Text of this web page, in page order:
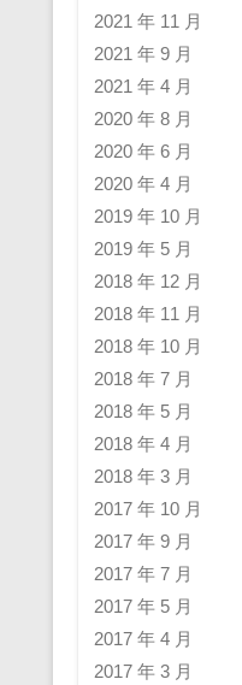
2021 年 11 月
2021 年 9 月
2021 年 4 月
2020 年 8 月
2020 年 6 月
2020 年 4 月
2019 年 10 月
2019 年 5 月
2018 年 12 月
2018 年 11 月
2018 年 10 月
2018 年 7 月
2018 年 5 月
2018 年 4 月
2018 年 3 月
2017 年 10 月
2017 年 9 月
2017 年 7 月
2017 年 5 月
2017 年 4 月
2017 年 3 月